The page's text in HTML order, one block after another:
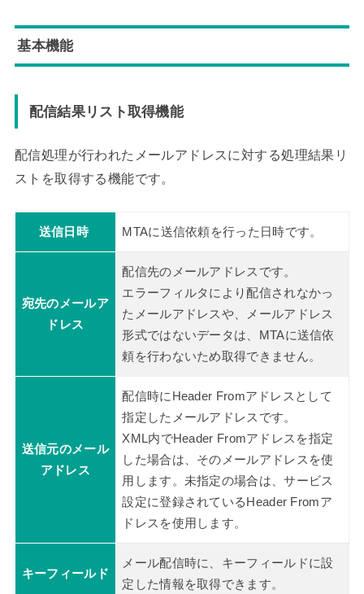
基本機能
配信結果リスト取得機能
配信処理が行われたメールアドレスに対する処理結果リ
ストを取得する機能です。
送信日時 MTAに送信依頼を行った日時です。
宛先のメールア
ドレス
配信先のメールアドレスです。
エラーフィルタにより配信されなかっ
たメールアドレスや、メールアドレス
形式ではないデータは、MTAに送信依
頼を行わないため取得できません。
送信元のメール
アドレス
配信時にHeader Fromアドレスとして
指定したメールアドレスです。
XML内でHeader Fromアドレスを指定
した場合は、そのメールアドレスを使
用します。未指定の場合は、サービス
設定に登録されているHeader Fromア
ドレスを使用します。
キーフィールド
メール配信時に、キーフィールドに設
定した情報を取得できます。